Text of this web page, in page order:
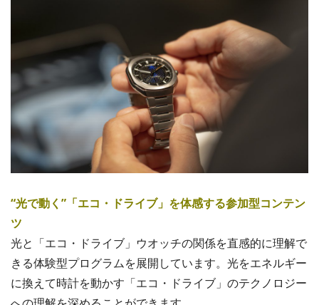
“光で動く”「エコ・ドライブ」を体感する参加型コンテン
ツ
光と「エコ・ドライブ」ウオッチの関係を直感的に理解で
きる体験型プログラムを展開しています。光をエネルギー
に換えて時計を動かす「エコ・ドライブ」のテクノロジー